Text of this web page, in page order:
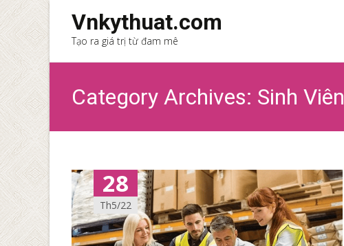
Vnkythuat.com
Tạo ra giá trị từ đam mê
Category Archives: Sinh Viên
28
Th5/22